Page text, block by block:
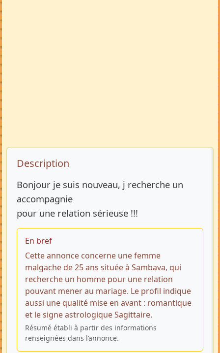
Description de l’annonce
Description
Bonjour je suis nouveau, j recherche un
accompagnie
pour une relation sérieuse !!!
En bref
Cette annonce concerne une femme
malgache de 25 ans située à Sambava, qui
recherche un homme pour une relation
pouvant mener au mariage. Le profil indique
aussi une qualité mise en avant : romantique
et le signe astrologique Sagittaire.
Résumé établi à partir des informations
renseignées dans l’annonce.